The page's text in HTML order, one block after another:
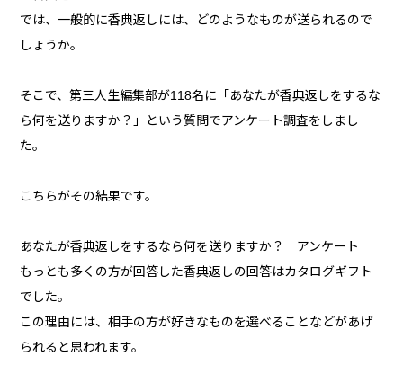
では、一般的に香典返しには、どのようなものが送られるので
しょうか。
そこで、第三人生編集部が118名に「あなたが香典返しをするな
ら何を送りますか？」という質問でアンケート調査をしまし
た。
こちらがその結果です。
あなたが香典返しをするなら何を送りますか？ アンケート
もっとも多くの方が回答した香典返しの回答はカタログギフト
でした。
この理由には、相手の方が好きなものを選べることなどがあげ
られると思われます。